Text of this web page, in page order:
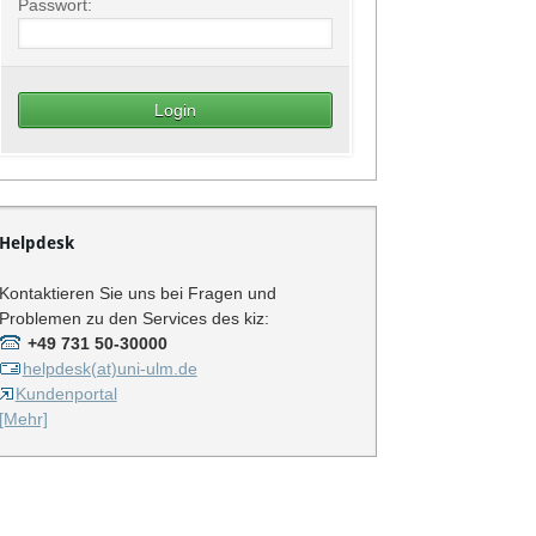
Passwort:
Helpdesk
Kontaktieren Sie uns bei Fragen und
Problemen zu den Services des kiz:
+49 731 50-30000
helpdesk(at)uni-ulm.de
Kundenportal
[Mehr]